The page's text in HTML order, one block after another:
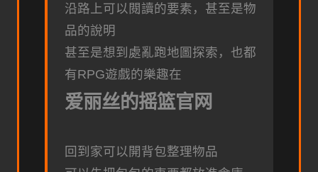
沿路上可以閱讀的要素，甚至是物
品的說明
甚至是想到處亂跑地圖探索，也都
有RPG遊戲的樂趣在
爱丽丝的摇篮官网
回到家可以開背包整理物品